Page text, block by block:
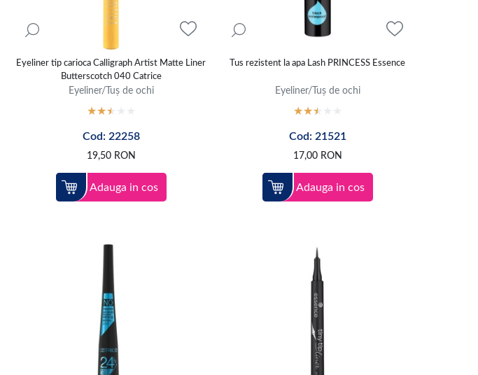
Eyeliner tip carioca Calligraph Artist Matte Liner
Butterscotch 040 Catrice
Eyeliner/Tuș de ochi
Cod: 22258
19,50 RON
Adauga in cos
Tus rezistent la apa Lash PRINCESS Essence
Eyeliner/Tuș de ochi
Cod: 21521
17,00 RON
Adauga in cos